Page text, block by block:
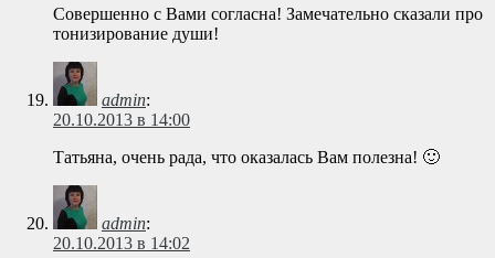
Совершенно с Вами согласна! Замечательно сказали про
тонизирование души!
admin:
20.10.2013 в 14:00
Татьяна, очень рада, что оказалась Вам полезна! 🙂
admin:
20.10.2013 в 14:02